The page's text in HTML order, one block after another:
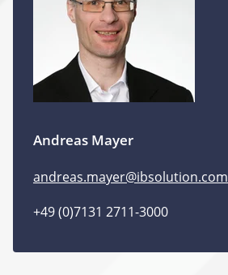
Andreas Mayer
andreas.mayer@ibsolution.com
+49 (0)7131 2711-3000